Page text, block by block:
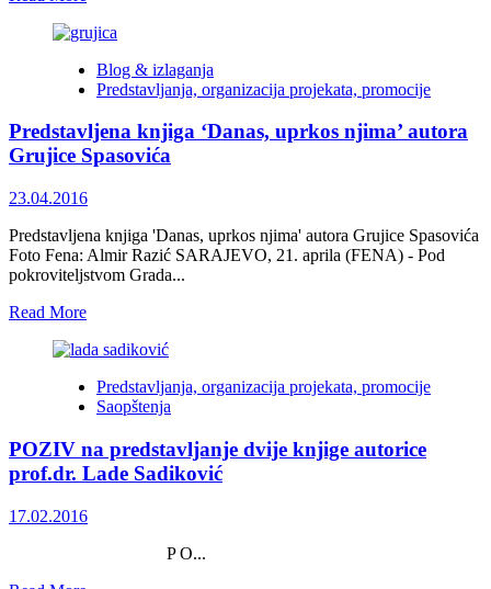
about
obrazovanju,
i
odgovornosti
Blog & izlaganja
Predstavljanja, organizacija projekata, promocije
Predstavljena knjiga ‘Danas, uprkos njima’ autora
Grujice Spasovića
23.04.2016
Predstavljena knjiga 'Danas, uprkos njima' autora Grujice Spasovića
Foto Fena: Almir Razić SARAJEVO, 21. aprila (FENA) - Pod
pokroviteljstvom Grada...
Read MoreRead
about
knjiga
‘Danas,
njima’
autora
Grujice
Spasovića
Predstavljanja, organizacija projekata, promocije
Saopštenja
POZIV na predstavljanje dvije knjige autorice
prof.dr. Lade Sadiković
17.02.2016
P O...